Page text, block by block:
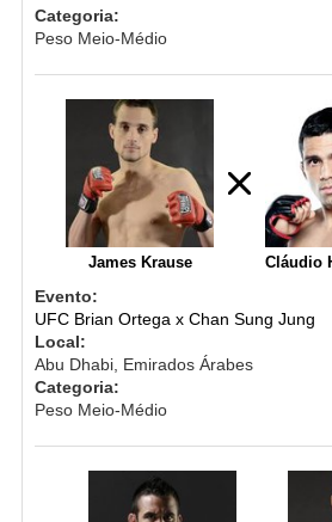
Categoria:
Peso Meio-Médio
James Krause Cláudio
Evento:
UFC Brian Ortega x Chan Sung Jung
Local:
Abu Dhabi, Emirados Árabes
Categoria:
Peso Meio-Médio